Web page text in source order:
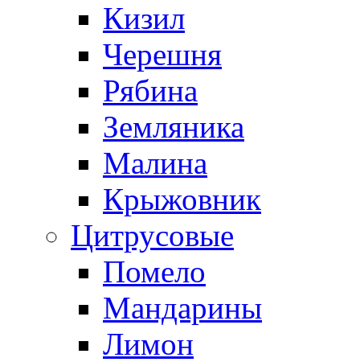
Кизил
Черешня
Рябина
Земляника
Малина
Крыжовник
Цитрусовые
Помело
Мандарины
Лимон